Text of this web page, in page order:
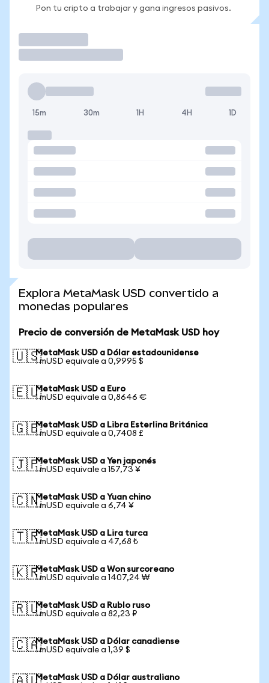
Pon tu cripto a trabajar y gana ingresos pasivos.
15m 30m 1H 4H 1D
Explora MetaMask USD convertido a
monedas populares
Precio de conversión de MetaMask USD hoy
🇺🇸MetaMask USD a Dólar estadounidense
1 mUSD equivale a 0,9995 $
🇪🇺MetaMask USD a Euro
1 mUSD equivale a 0,8646 €
🇬🇧MetaMask USD a Libra Esterlina Británica
1 mUSD equivale a 0,7408 £
🇯🇵MetaMask USD a Yen japonés
1 mUSD equivale a 157,73 ¥
🇨🇳MetaMask USD a Yuan chino
1 mUSD equivale a 6,74 ¥
🇹🇷MetaMask USD a Lira turca
1 mUSD equivale a 47,68 ₺
🇰🇷MetaMask USD a Won surcoreano
1 mUSD equivale a 1407,24 ₩
🇷🇺MetaMask USD a Rublo ruso
1 mUSD equivale a 82,23 ₽
🇨🇦MetaMask USD a Dólar canadiense
1 mUSD equivale a 1,39 $
MetaMask USD a Dólar australiano